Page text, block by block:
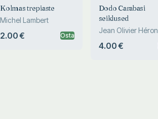
Kolmas trepiaste
Michel Lambert
2.00 € Osta
Dodo Carabasi
seiklused
Jean Olivier Héron
4.00 €